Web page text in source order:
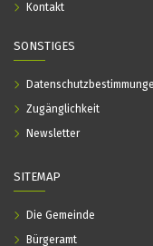
SITEMAP
Die Gemeinde
Bürgeramt
Kontakt
SONSTIGES
Zugänglichkeit
Newsletter